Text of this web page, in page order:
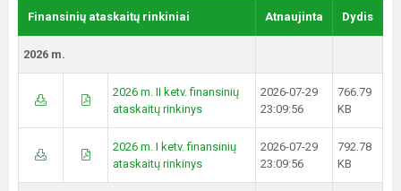
Finansinių ataskaitų rinkiniai Atnaujinta Dydis
2026 m.
2026 m. II ketv. finansinių
ataskaitų rinkinys
2026-07-29
23:09:56
766.79
KB
2026 m. I ketv. finansinių
ataskaitų rinkinys
2026-07-29
23:09:56
792.78
KB